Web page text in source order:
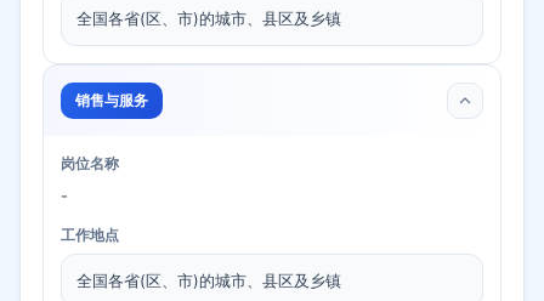
全国各省(区、市)的城市、县区及乡镇
销售与服务
岗位名称
-
工作地点
全国各省(区、市)的城市、县区及乡镇